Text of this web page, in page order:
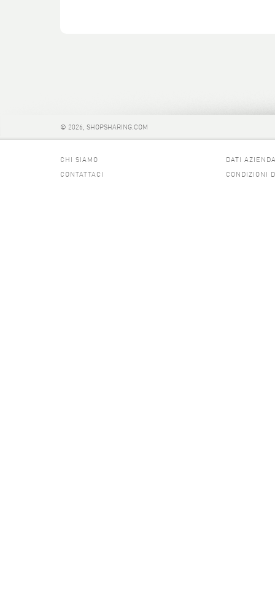
© 2026, SHOPSHARING.COM
CHI SIAMO
CONTATTACI
DATI
CONDIZIONI